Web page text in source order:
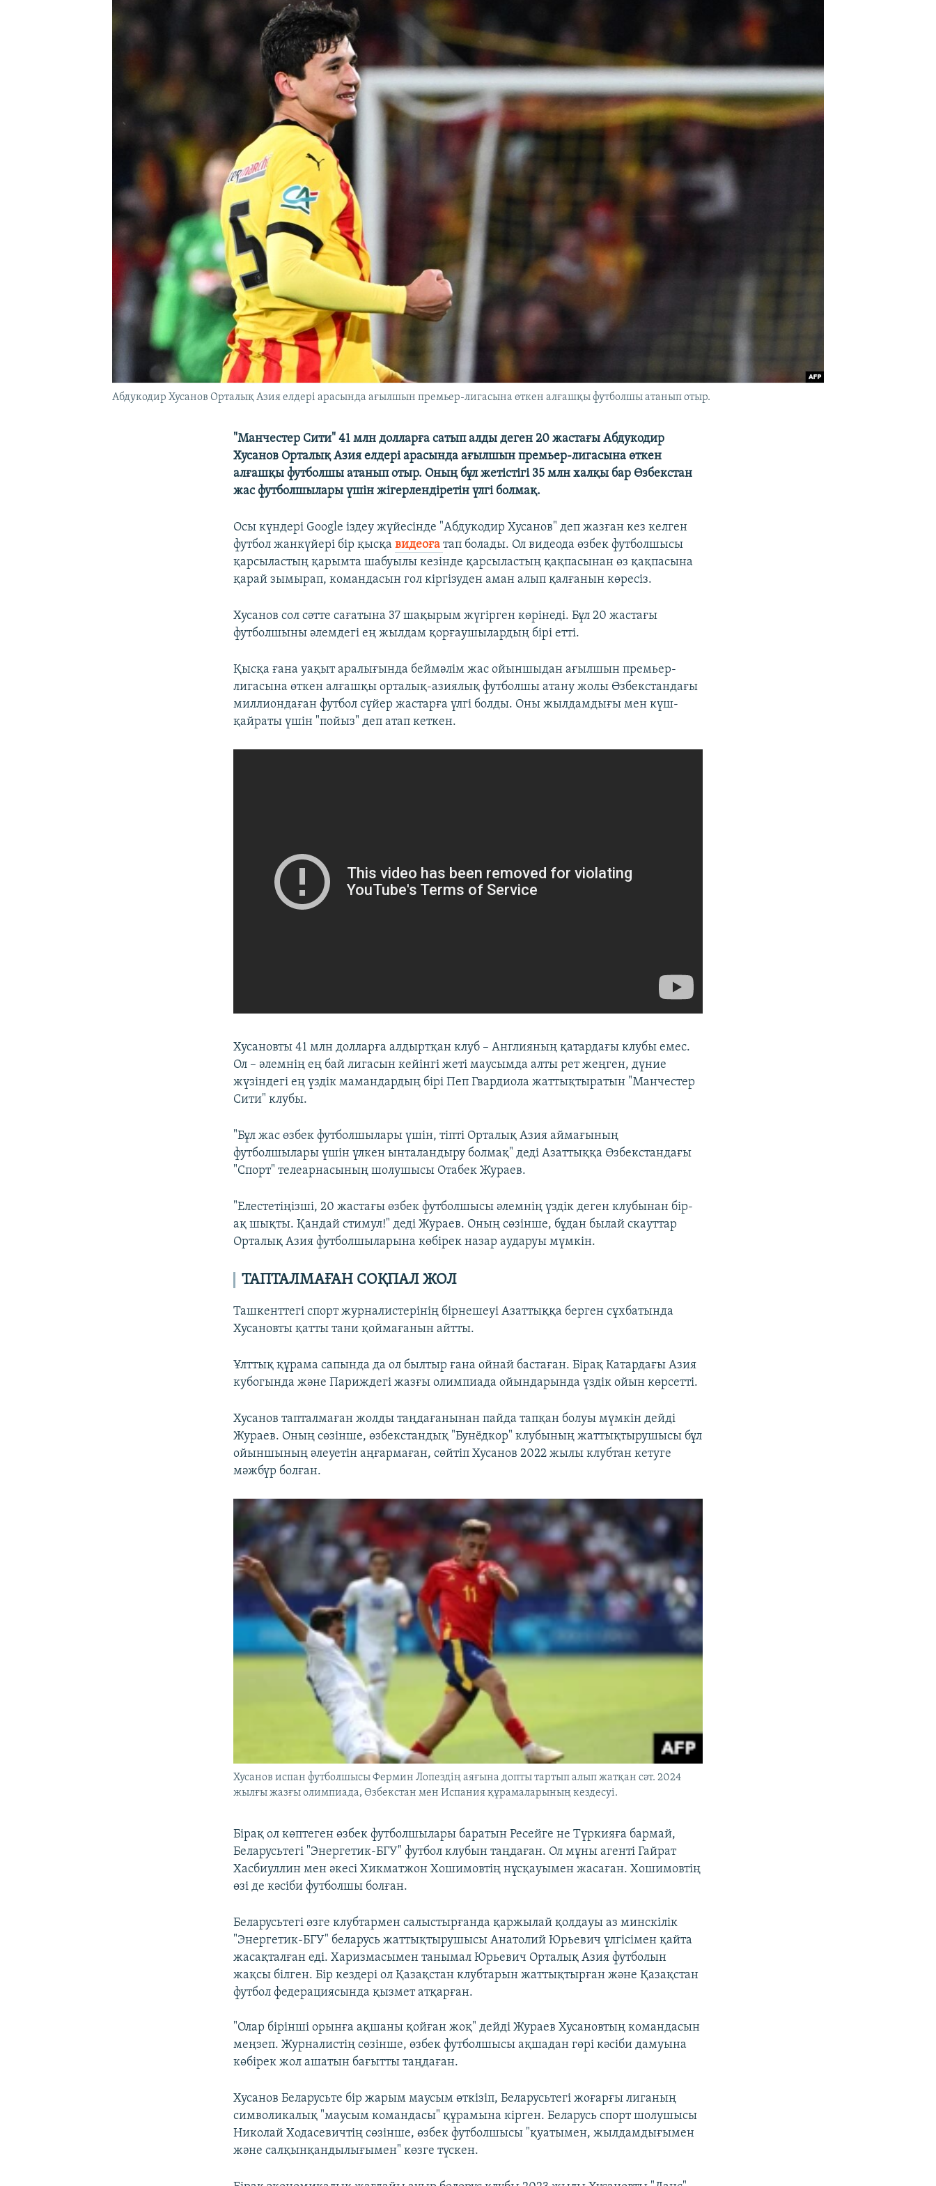
Абдукодир Хусанов Орталық Азия елдері арасында ағылшын премьер-лигасына өткен алғашқы футболшы атанып отыр.
"Манчестер Сити" 41 млн долларға сатып алды деген 20 жастағы Абдукодир
Хусанов Орталық Азия елдері арасында ағылшын премьер-лигасына өткен
алғашқы футболшы атанып отыр. Оның бұл жетістігі 35 млн халқы бар Өзбекстан
жас футболшылары үшін жігерлендіретін үлгі болмақ.
Осы күндері Google іздеу жүйесінде "Абдукодир Хусанов" деп жазған кез келген
футбол жанкүйері бір қысқавидеоғатап болады. Ол видеода өзбек футболшысы
қарсыластың қарымта шабуылы кезінде қарсыластың қақпасынан өз қақпасына
қарай зымырап, командасын гол кіргізуден аман алып қалғанын көресіз.
Хусанов сол сәтте сағатына 37 шақырым жүгірген көрінеді. Бұл 20 жастағы
футболшыны әлемдегі ең жылдам қорғаушылардың бірі етті.
Қысқа ғана уақыт аралығында беймәлім жас ойыншыдан ағылшын премьер-
лигасына өткен алғашқы орталық-азиялық футболшы атану жолы Өзбекстандағы
миллиондаған футбол сүйер жастарға үлгі болды. Оны жылдамдығы мен күш-
қайраты үшін "пойыз" деп атап кеткен.
Хусановты 41 млн долларға алдыртқан клуб – Англияның қатардағы клубы емес.
Ол – әлемнің ең бай лигасын кейінгі жеті маусымда алты рет жеңген, дүние
жүзіндегі ең үздік мамандардың бірі Пеп Гвардиола жаттықтыратын "Манчестер
Сити" клубы.
"Бұл жас өзбек футболшылары үшін, тіпті Орталық Азия аймағының
футболшылары үшін үлкен ынталандыру болмақ" деді Азаттыққа Өзбекстандағы
"Спорт" телеарнасының шолушысы Отабек Жураев.
"Елестетіңізші, 20 жастағы өзбек футболшысы әлемнің үздік деген клубынан бір-
ақ шықты. Қандай стимул!" деді Жураев. Оның сөзінше, бұдан былай скауттар
Орталық Азия футболшыларына көбірек назар аударуы мүмкін.
ТАПТАЛМАҒАН СОҚПАЛ ЖОЛ
Ташкенттегі спорт журналистерінің бірнешеуі Азаттыққа берген сұхбатында
Хусановты қатты тани қоймағанын айтты.
Ұлттық құрама сапында да ол былтыр ғана ойнай бастаған. Бірақ Катардағы Азия
кубогында және Париждегі жазғы олимпиада ойындарында үздік ойын көрсетті.
Хусанов тапталмаған жолды таңдағанынан пайда тапқан болуы мүмкін дейді
Жураев. Оның сөзінше, өзбекстандық "Бунёдкор" клубының жаттықтырушысы бұл
ойыншының әлеуетін аңғармаған, сөйтіп Хусанов 2022 жылы клубтан кетуге
мәжбүр болған.
Хусанов испан футболшысы Фермин Лопездің аяғына допты тартып алып жатқан сәт. 2024
жылғы жазғы олимпиада, Өзбекстан мен Испания құрамаларының кездесуі.
Бірақ ол көптеген өзбек футболшылары баратын Ресейге не Түркияға бармай,
Беларусьтегі "Энергетик-БГУ" футбол клубын таңдаған. Ол мұны агенті Гайрат
Хасбиуллин мен әкесі Хикматжон Хошимовтің нұсқауымен жасаған. Хошимовтің
өзі де кәсіби футболшы болған.
Беларусьтегі өзге клубтармен салыстырғанда қаржылай қолдауы аз минскілік
"Энергетик-БГУ" беларусь жаттықтырушысы Анатолий Юрьевич үлгісімен қайта
жасақталған еді. Харизмасымен танымал Юрьевич Орталық Азия футболын
жақсы білген. Бір кездері ол Қазақстан клубтарын жаттықтырған және Қазақстан
футбол федерациясында қызмет атқарған.
"Олар бірінші орынға ақшаны қойған жоқ" дейді Жураев Хусановтың командасын
меңзеп. Журналистің сөзінше, өзбек футболшысы ақшадан гөрі кәсіби дамуына
көбірек жол ашатын бағытты таңдаған.
Хусанов Беларусьте бір жарым маусым өткізіп, Беларусьтегі жоғарғы лиганың
символикалық "маусым командасы" құрамына кірген. Беларусь спорт шолушысы
Николай Ходасевичтің сөзінше, өзбек футболшысы "қуатымен, жылдамдығымен
және салқынқандылығымен" көзге түскен.